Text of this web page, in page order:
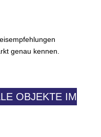
genau kennen.
OBJEKTE IM